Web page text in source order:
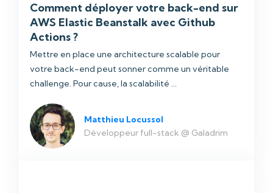
Comment déployer votre back-end sur
AWS Elastic Beanstalk avec Github
Actions ?
Mettre en place une architecture scalable pour
votre back-end peut sonner comme un véritable
challenge. Pour cause, la scalabilité ...
Matthieu Locussol
Développeur full-stack @ Galadrim